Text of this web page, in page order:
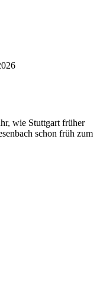
wie Stuttgart früher
schon früh zum